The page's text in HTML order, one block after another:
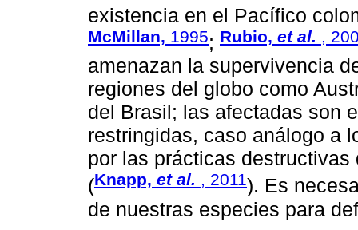
existencia en el Pacífico
McMillan, 1995; Rubio, et al. ,
amenazan la supervivencia
regiones del globo como
del Brasil; las afectadas son
restringidas, caso análogo a
por las prácticas
(Knapp, et al. , 2011). Es
de nuestras especies para